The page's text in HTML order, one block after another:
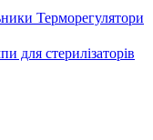
Терморегулятори
для стерилізаторів